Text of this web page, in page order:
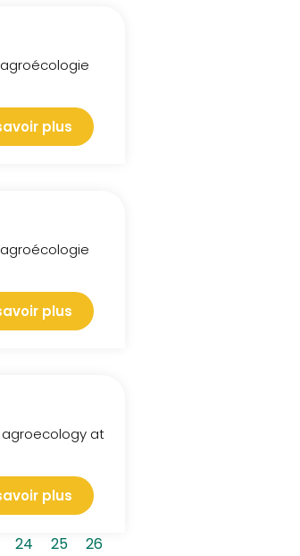
plus
plus
agroecology at
plus
24 25
26